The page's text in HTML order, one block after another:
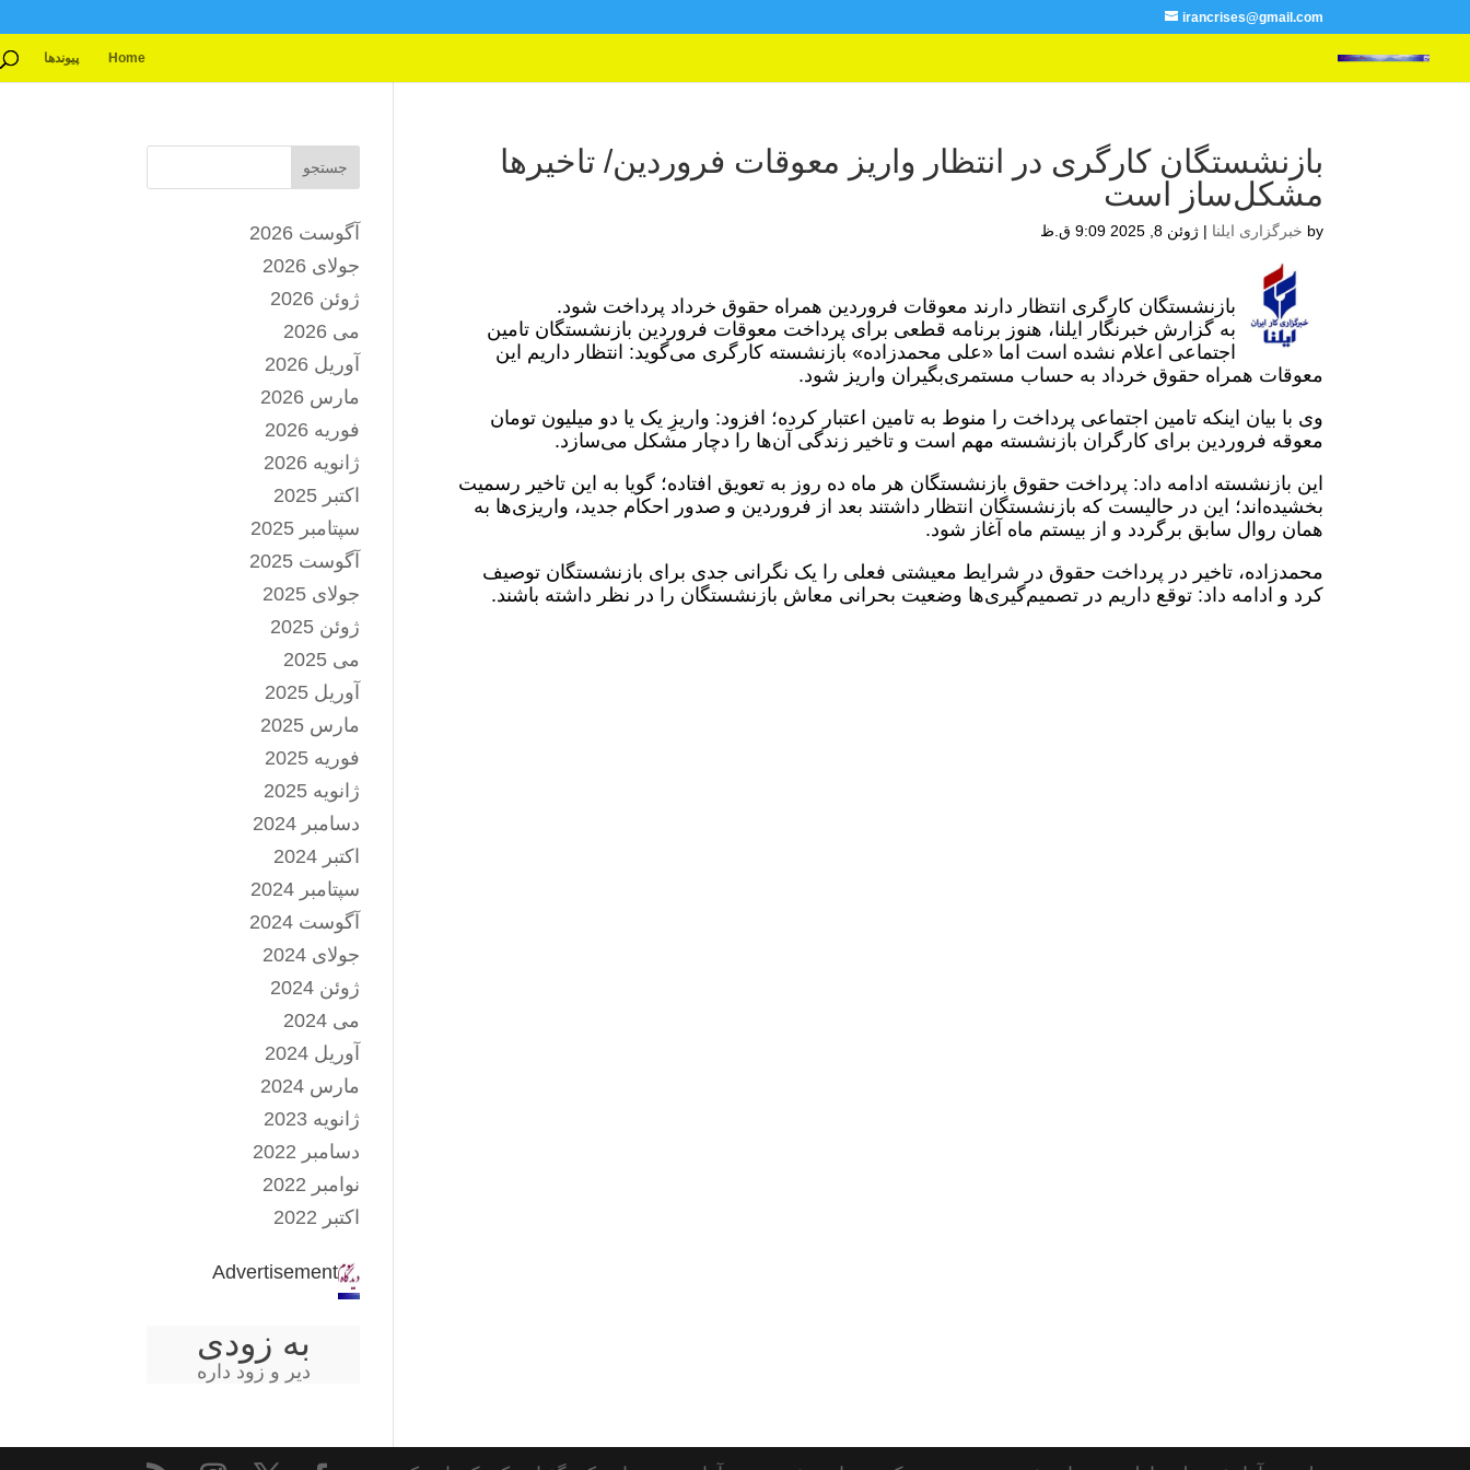
irancrises@gmail.com
Home پیوندها
بازنشستگان کارگری در انتظار واریز معوقات فروردین/ تاخیرها
مشکل‌ساز است
by خبرگزاری ایلنا |ژوئن 8, 2025 9:09 ق.ظ
بازنشستگان کارگری انتظار دارند معوقات فروردین همراه حقوق خرداد پرداخت شود.
به گزارش خبرنگار ایلنا، هنوز برنامه قطعی برای پرداخت معوقات فروردین بازنشستگان تامین
اجتماعی اعلام نشده است اما «علی محمدزاده» بازنشسته کارگری می‌گوید: انتظار داریم این
معوقات همراه حقوق خرداد به حساب مستمری‌بگیران واریز شود.
وی با بیان اینکه تامین اجتماعی پرداخت را منوط به تامین اعتبار کرده؛ افزود: واریزِ یک یا دو میلیون تومان
معوقه فروردین برای کارگران بازنشسته مهم است و تاخیر زندگی آن‌ها را دچار مشکل می‌سازد.
این بازنشسته ادامه داد: پرداخت حقوق بازنشستگان هر ماه ده روز به تعویق افتاده؛ گویا به این تاخیر رسمیت
بخشیده‌اند؛ این در حالیست که بازنشستگان انتظار داشتند بعد از فروردین و صدور احکام جدید، واریزی‌ها به
همان روال سابق برگردد و از بیستم ماه آغاز شود.
محمدزاده، تاخیر در پرداخت حقوق در شرایط معیشتی فعلی را یک نگرانی جدی برای بازنشستگان توصیف
کرد و ادامه داد: توقع داریم در تصمیم‌گیری‌ها وضعیت بحرانی معاش بازنشستگان را در نظر داشته باشند.
جستجو
آگوست 2026
جولای 2026
ژوئن 2026
می 2026
آوریل 2026
مارس 2026
فوریه 2026
ژانویه 2026
اکتبر 2025
سپتامبر 2025
آگوست 2025
جولای 2025
ژوئن 2025
می 2025
آوریل 2025
مارس 2025
فوریه 2025
ژانویه 2025
دسامبر 2024
اکتبر 2024
سپتامبر 2024
آگوست 2024
جولای 2024
ژوئن 2024
می 2024
آوریل 2024
مارس 2024
ژانویه 2023
دسامبر 2022
نوامبر 2022
اکتبر 2022
Advertisement
به زودی
دیر و زود داره